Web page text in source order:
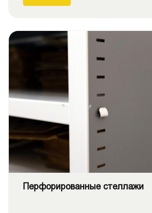
Перфорированные стеллажи